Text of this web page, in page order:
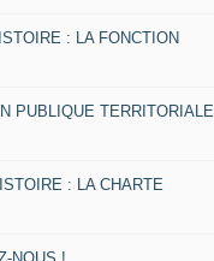
: LA FONCTION
PUBLIQUE TERRITORIALE
: LA CHARTE
NOUS !